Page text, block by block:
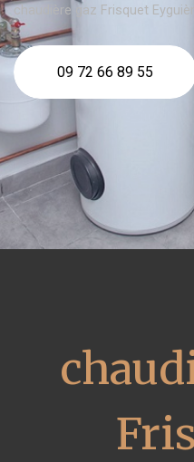
chaudière gaz Frisquet
09 72 66 89 55